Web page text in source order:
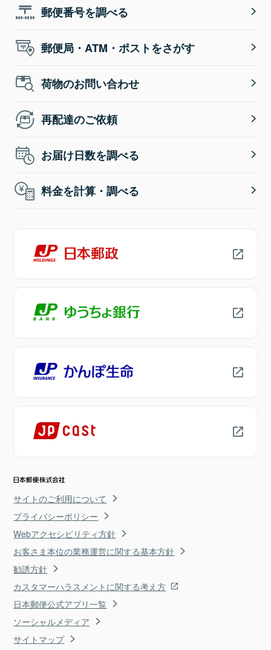
郵便番号を調べる
郵便局・ATM・ポストをさがす
荷物のお問い合わせ
再配達のご依頼
お届け日数を調べる
料金を計算・調べる
サイトのご利用について
プライバシーポリシー
Webアクセシビリティ方針
お客さま本位の業務運営に関する基本方針
勧誘方針
カスタマーハラスメントに関する考え方
日本郵便公式アプリ一覧
ソーシャルメディア
サイトマップ